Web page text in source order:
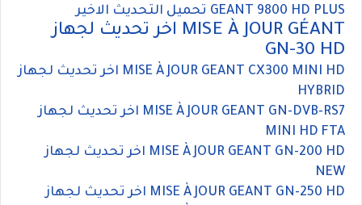
تحميل التحديث الاخير GEANT 9800 HD PLUS
اخر تحديث لجهاز MISE À JOUR GÉANT
GN-30 HD
اخر تحديث لجهاز MISE À JOUR GEANT CX300 MINI HD
HYBRID
اخر تحديث لجهاز MISE À JOUR GEANT GN-DVB-RS7
MINI HD FTA
اخر تحديث لجهاز MISE À JOUR GEANT GN-200 HD
NEW
اخر تحديث لجهاز MISE À JOUR GEANT GN-250 HD